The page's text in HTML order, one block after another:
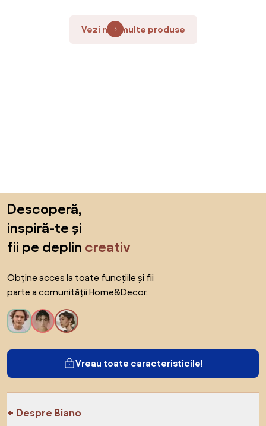
Vezi mai multe produse
Descoperă,
inspiră-te și
fii pe deplin creativ
Obține acces la toate funcțiile și fii
parte a comunității Home&Decor.
Vreau toate caracteristicile!
Despre Biano